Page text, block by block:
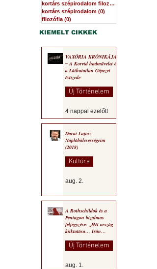
kortárs szépirodalom filozófia
kortárs szépirodalom (0)
filozófia (0)
KIEMELT CIKKEK
VAXÓRIA KRÓNIKÁJA
‒ A Korvid hadművelet és
a Láthatatlan Gépezet
évtizede
Új Történelem
4 nappal ezelőtt
Darai Lajos:
Naplóbölcsességeim
(2018)
Kultúra
aug. 2.
A Rothschildok és a
Pentagon bizalmas
feljegyzése: „Hét ország
kiiktatása… Irán
Új Történelem
aug. 1.